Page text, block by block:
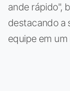
ande rápido",
destacando a
equipe em